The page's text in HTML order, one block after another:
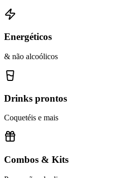
Energéticos
& não alcoólicos
Drinks prontos
Coquetéis e mais
Combos & Kits